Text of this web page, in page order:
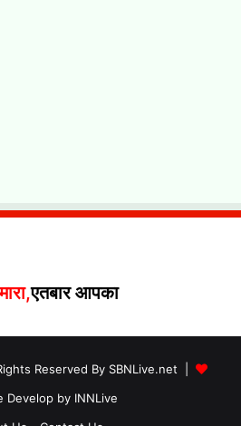
एतबार आपका
Reserved By SBNLive.net |
Develop by INNLive